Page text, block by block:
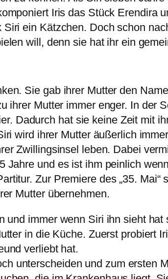
Iris das Stück Erendira
ein Kätzchen. Doch schon
will, denn sie hat ihr ein
Sie gab ihrer Mutter den
ihrer Mutter immer enger. In der
Dadurch hat sie keine Zeit mit
wird ihrer Mutter äußerlich
Zwillingsinsel leben. Dabei
Jahre und es ist ihm peinlich
Zur Premiere des „35.
Mutter übernehmen.
immer wenn Siri ihn sieht
in die Küche. Zuerst probiert
verliebt hat.
unterscheiden und zum ersten